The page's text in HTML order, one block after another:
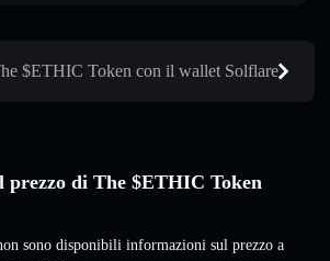
$ETHIC Token con il wallet Solflare
prezzo di The $ETHIC Token
sono disponibili informazioni sul prezzo a